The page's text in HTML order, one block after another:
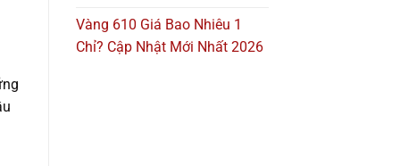
Vàng 610 Giá Bao Nhiêu 1
Chỉ? Cập Nhật Mới Nhất 2026